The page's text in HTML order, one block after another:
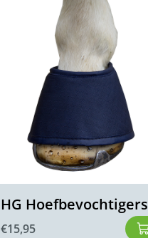
HG Hoefbevochtigers
€15,95